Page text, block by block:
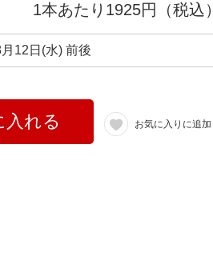
1本あたり1925円（税込）
12日(水) 前後
入れる お気に入りに追加